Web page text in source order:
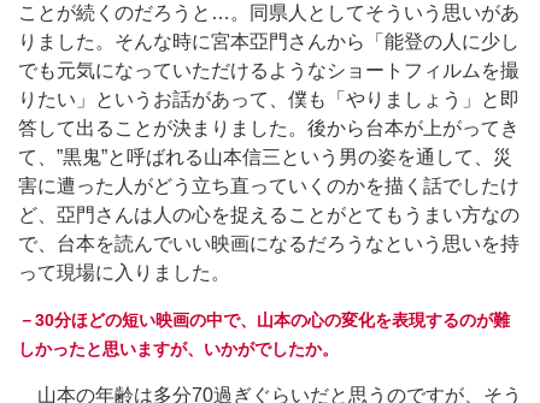
ことが続くのだろうと…。同県人としてそういう思いがあ
りました。そんな時に宮本亞門さんから「能登の人に少し
でも元気になっていただけるようなショートフィルムを撮
りたい」というお話があって、僕も「やりましょう」と即
答して出ることが決まりました。後から台本が上がってき
て、”黒鬼”と呼ばれる山本信三という男の姿を通して、災
害に遭った人がどう立ち直っていくのかを描く話でしたけ
ど、亞門さんは人の心を捉えることがとてもうまい方なの
で、台本を読んでいい映画になるだろうなという思いを持
って現場に入りました。
－30分ほどの短い映画の中で、山本の心の変化を表現するのが難
しかったと思いますが、いかがでしたか。
山本の年齢は多分70過ぎぐらいだと思うのですが、そう